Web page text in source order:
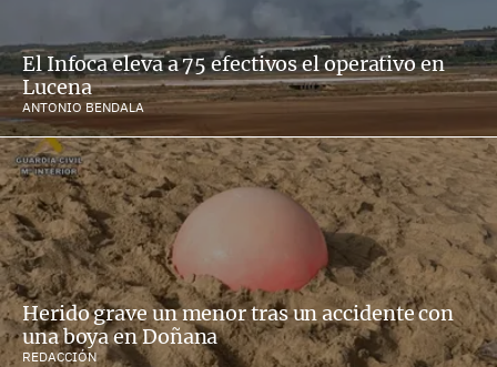
El Infoca eleva a 75 efectivos el operativo en
Lucena
ANTONIO BENDALA
Herido grave un menor tras un accidente con
una boya en Doñana
REDACCIÓN